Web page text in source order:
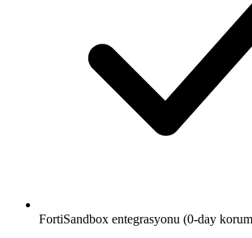
FortiSandbox entegrasyonu (0-day